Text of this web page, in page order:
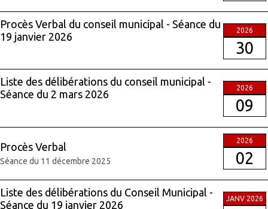
Procès Verbal du conseil municipal - Séance du
19 janvier 2026
2026
30
Liste des délibérations du conseil municipal -
Séance du 2 mars 2026
2026
09
Procès Verbal
Séance du 11 décembre 2025
2026
02
Liste des délibérations du Conseil Municipal -
Séance du 19 janvier 2026
JANV 2026